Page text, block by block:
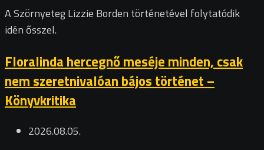
A Szörnyeteg Lizzie Borden történetével folytatódik
idén ősszel.
Floralinda hercegnő meséje minden, csak
nem szeretnivalóan bájos történet –
Könyvkritika
2026.08.05.